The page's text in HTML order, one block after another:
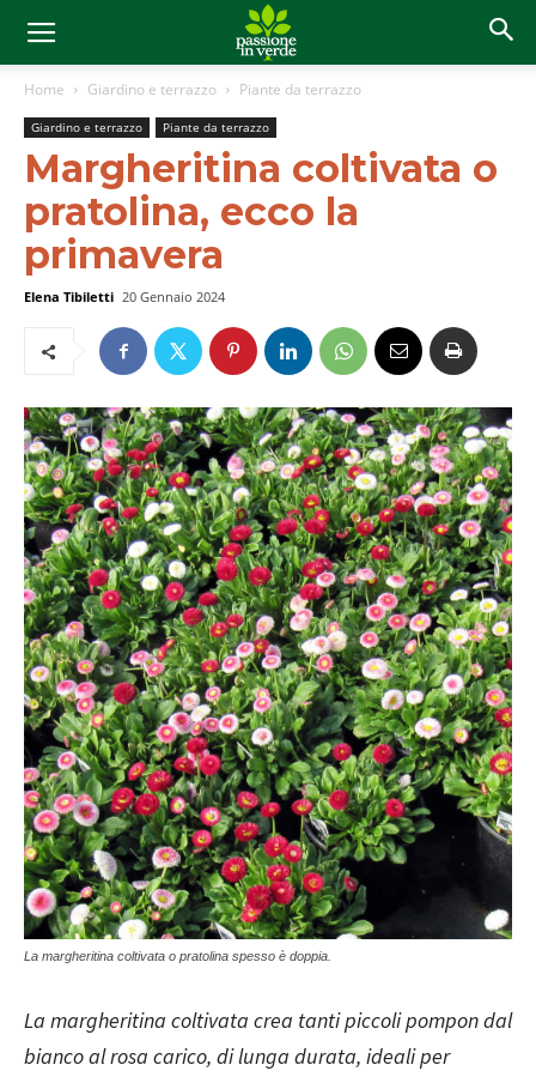
Home Giardino e terrazzo Piante da terrazzo
Giardino e terrazzo Piante da terrazzo
Margheritina coltivata o
pratolina, ecco la
primavera
Elena Tibiletti 20 Gennaio 2024
La margheritina coltivata o pratolina spesso è doppia.
La margheritina coltivata crea tanti piccoli pompon dal
bianco al rosa carico, di lunga durata, ideali per